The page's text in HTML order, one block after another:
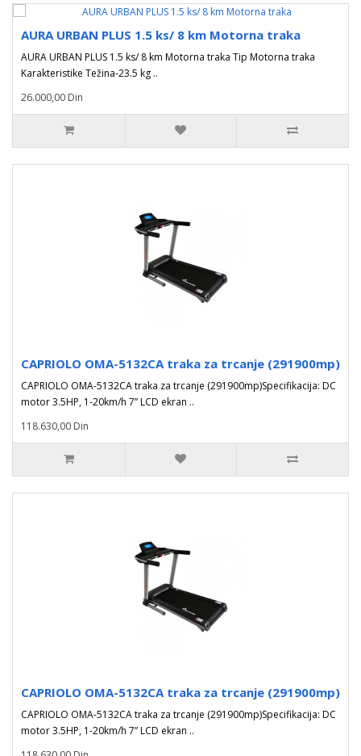
AURA URBAN PLUS 1.5 ks/ 8 km Motorna traka
AURA URBAN PLUS 1.5 ks/ 8 km Motorna traka Tip Motorna traka
Karakteristike Težina-23.5 kg ..
26.000,00 Din
CAPRIOLO OMA-5132CA traka za trcanje (291900mp)
CAPRIOLO OMA-5132CA traka za trcanje (291900mp)Specifikacija: DC
motor 3.5HP, 1-20km/h 7” LCD ekran ..
118.630,00 Din
CAPRIOLO OMA-5132CA traka za trcanje (291900mp)
CAPRIOLO OMA-5132CA traka za trcanje (291900mp)Specifikacija: DC
motor 3.5HP, 1-20km/h 7” LCD ekran ..